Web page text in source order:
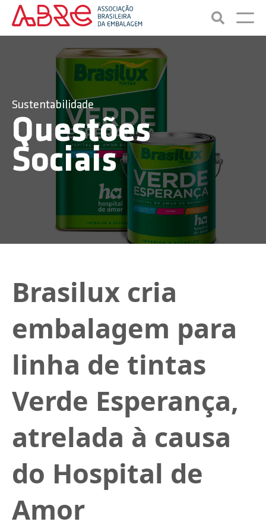
Sustentabilidade
Questões
Sociais
Brasilux cria
embalagem para
linha de tintas
Verde Esperança,
atrelada à causa
do Hospital de
Amor